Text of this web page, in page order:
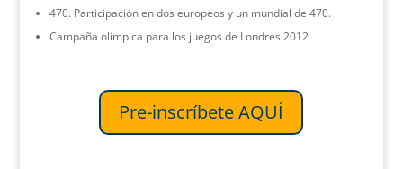
470. Participación en dos europeos y un mundial de 470.
Campaña olímpica para los juegos de Londres 2012
Pre-inscríbete AQUÍ